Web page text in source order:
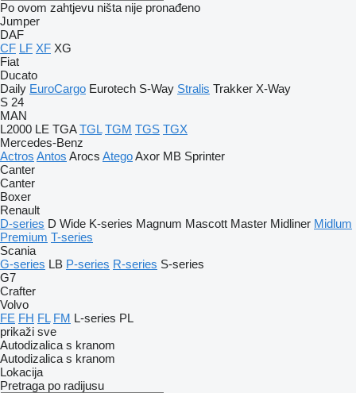
Po ovom zahtjevu ništa nije pronađeno
Jumper
DAF
CF LF XF XG
Fiat
Ducato
Daily EuroCargo Eurotech S-Way Stralis Trakker X-Way
S 24
MAN
L2000 LE TGA TGL TGM TGS TGX
Mercedes-Benz
Actros Antos Arocs AtegoAxor MB Sprinter
Canter
Canter
Boxer
Renault
D-series D Wide K-series Magnum Mascott Master Midliner Midlum
Premium T-series
Scania
G-series LB P-series R-series S-series
G7
Crafter
Volvo
FE FH FL FM L-series PL
prikaži sve
Autodizalica s kranom
Autodizalica s kranom
Lokacija
Pretraga po radijusu